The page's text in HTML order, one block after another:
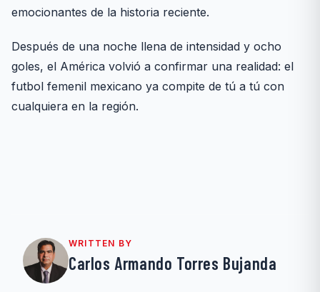
emocionantes de la historia reciente.
Después de una noche llena de intensidad y ocho
goles, el América volvió a confirmar una realidad: el
futbol femenil mexicano ya compite de tú a tú con
cualquiera en la región.
WRITTEN BY
Carlos Armando Torres Bujanda